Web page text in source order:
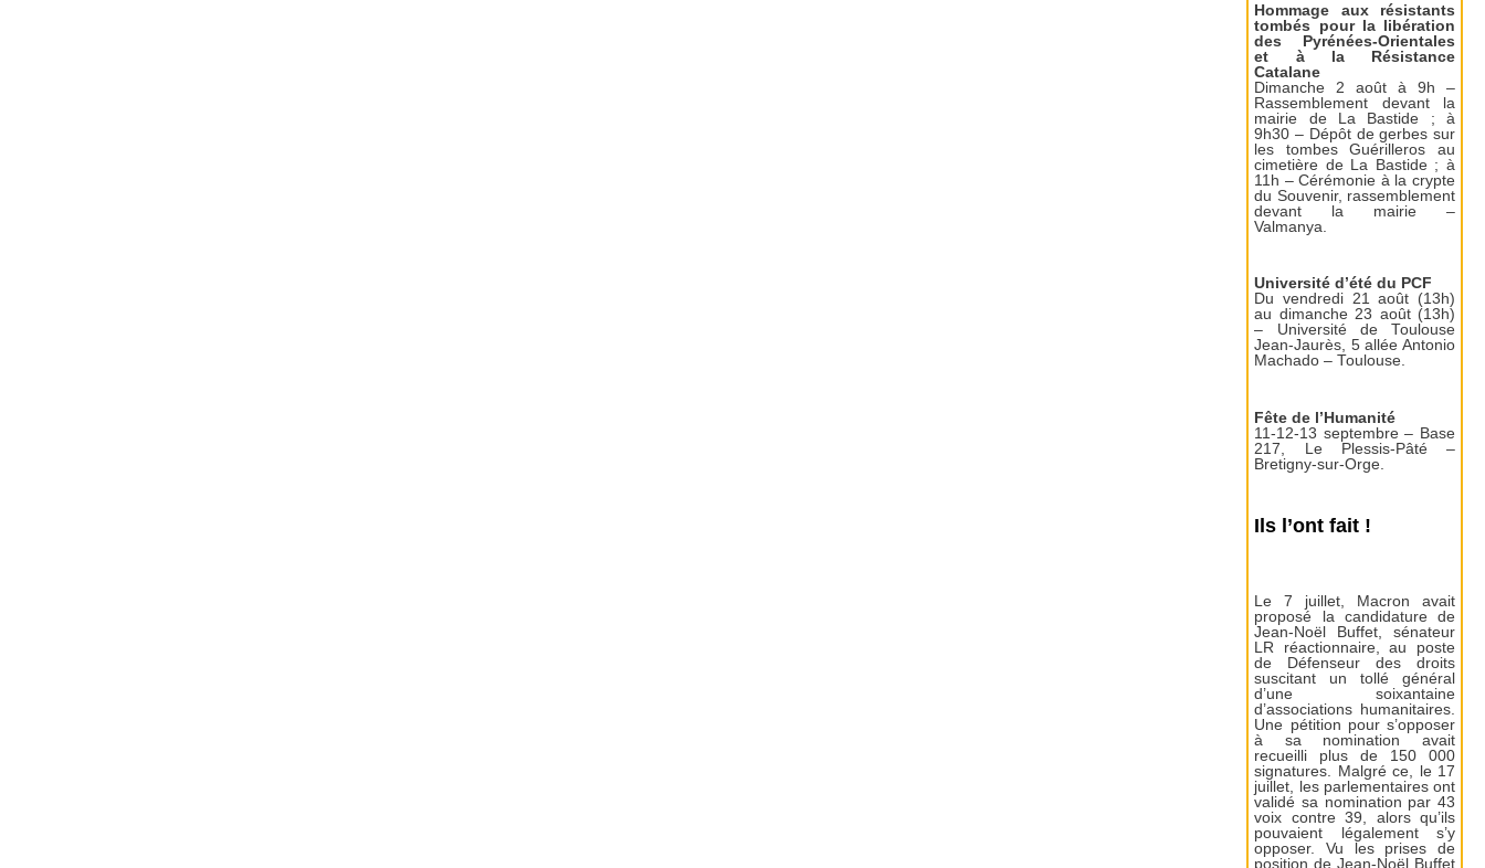
Hommage aux résistants
tombés pour la libération
des Pyrénées-Orientales
et à la Résistance
Catalane
Dimanche 2 août à 9h –
Rassemblement devant la
mairie de La Bastide ; à
9h30 – Dépôt de gerbes sur
les tombes Guérilleros au
cimetière de La Bastide ; à
11h – Cérémonie à la crypte
du Souvenir, rassemblement
devant la mairie –
Valmanya.
Université d’été du PCF
Du vendredi 21 août (13h)
au dimanche 23 août (13h)
– Université de Toulouse
Jean-Jaurès, 5 allée Antonio
Machado – Toulouse.
Fête de l’Humanité
11-12-13 septembre – Base
217, Le Plessis-Pâté –
Bretigny-sur-Orge.
Ils l’ont fait !
Le 7 juillet, Macron avait
proposé la candidature de
Jean-Noël Buffet, sénateur
LR réactionnaire, au poste
de Défenseur des droits
suscitant un tollé général
d’une soixantaine
d’associations humanitaires.
Une pétition pour s’opposer
à sa nomination avait
recueilli plus de 150 000
signatures. Malgré ce, le 17
juillet, les parlementaires ont
validé sa nomination par 43
voix contre 39, alors qu’ils
pouvaient légalement s’y
opposer. Vu les prises de
position de Jean-Noël Buffet